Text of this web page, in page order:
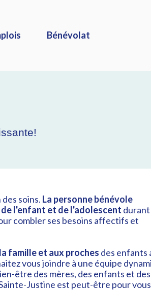
Bénévolat
soins. La personne bénévole
l'enfant et de l'adolescent durant
combler ses besoins affectifs et
famille et aux proches des enfants
vous joindre à une équipe
être des mères, des enfants et des
Justine est peut-être pour